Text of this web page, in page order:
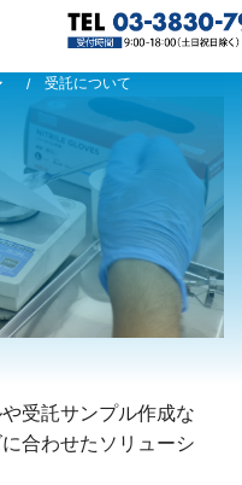
受託について
受託サンプル作成な
合わせたソリューシ